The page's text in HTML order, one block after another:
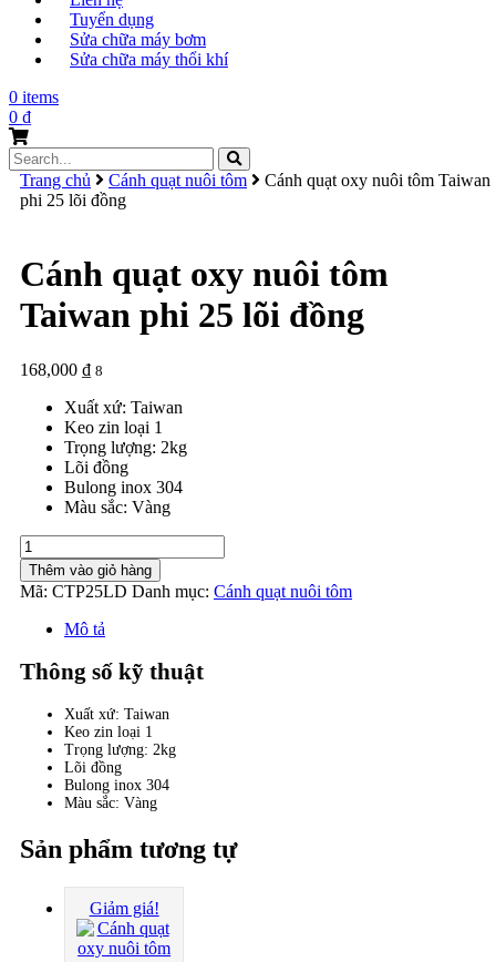
Tuyển dụng
Sửa chữa máy bơm
Sửa chữa máy thổi khí
0 items
0 ₫
Search
for:Trang chủ Cánh quạt nuôi tôm
Cánh quạt oxy nuôi tôm Taiwan
phi 25 lõi đồng
Cánh quạt oxy nuôi tôm
Taiwan phi 25 lõi đồng
168,000 ₫ 8
Xuất xứ: Taiwan
Keo zin loại 1
Trọng lượng: 2kg
Lõi đồng
Bulong inox 304
Màu sắc: Vàng
Cánh
quạt
oxy
nuôi
Taiwan
phi
25
đồng
lượng
Thêm vào giỏ hàng
Mã: CTP25LD Danh mục: Cánh quạt nuôi tôm
Mô tả
Thông số kỹ thuật
Xuất xứ: Taiwan
Keo zin loại 1
Trọng lượng: 2kg
Lõi đồng
Bulong inox 304
Màu sắc: Vàng
Sản phẩm tương tự
Giảm giá!